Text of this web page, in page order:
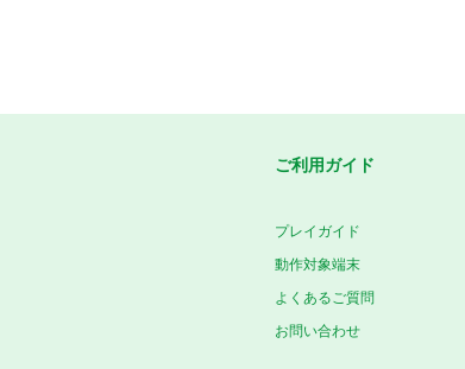
ご利用ガイド
プレイガイド
動作対象端末
よくあるご質問
お問い合わせ